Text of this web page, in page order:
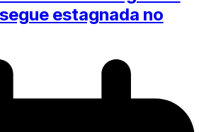
estagnada no